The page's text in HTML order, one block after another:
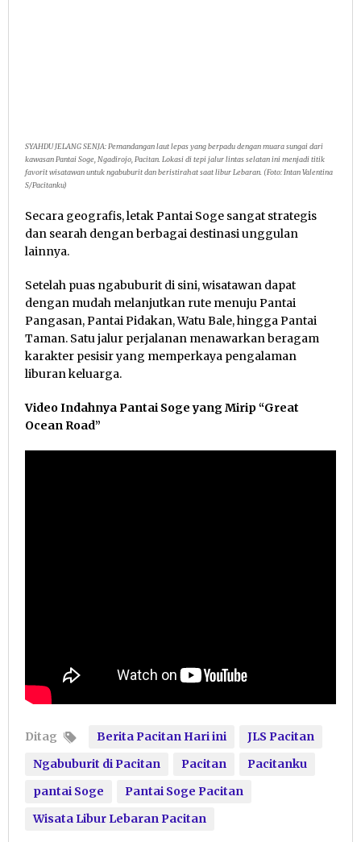
SYAHDU JELANG SENJA: Pemandangan laut lepas yang berpadu dengan muara sungai dari
kawasan Pantai Soge, Ngadirojo, Pacitan. Lokasi di tepi jalur lintas selatan ini menjadi titik
favorit wisatawan untuk ngabuburit dan beristirahat saat libur Lebaran. (Foto: Intan Valentina
S/Pacitanku)
Secara geografis, letak Pantai Soge sangat strategis
dan searah dengan berbagai destinasi unggulan
lainnya.
Setelah puas ngabuburit di sini, wisatawan dapat
dengan mudah melanjutkan rute menuju Pantai
Pangasan, Pantai Pidakan, Watu Bale, hingga Pantai
Taman. Satu jalur perjalanan menawarkan beragam
karakter pesisir yang memperkaya pengalaman
liburan keluarga.
Video Indahnya Pantai Soge yang Mirip “Great
Ocean Road”
Ditag Berita Pacitan Hari ini
JLS Pacitan
Ngabuburit di Pacitan
Pacitan
Pacitanku
pantai Soge
Pantai Soge Pacitan
Wisata Libur Lebaran Pacitan